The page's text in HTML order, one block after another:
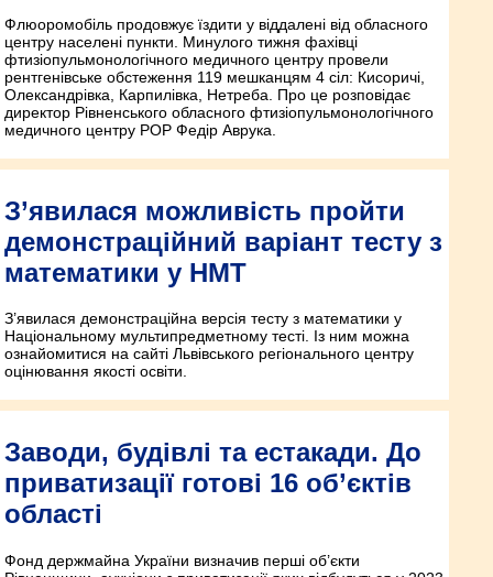
Флюоромобіль продовжує їздити у віддалені від обласного
центру населені пункти. Минулого тижня фахівці
фтизіопульмонологічного медичного центру провели
рентгенівське обстеження 119 мешканцям 4 сіл: Кисоричі,
Олександрівка, Карпилівка, Нетреба. Про це розповідає
директор Рівненського обласного фтизіопульмонологічного
медичного центру РОР Федір Аврука.
З’явилася можливість пройти
демонстраційний варіант тесту з
математики у НМТ
З’явилася демонстраційна версія тесту з математики у
Національному мультипредметному тесті. Із ним можна
ознайомитися на сайті Львівського регіонального центру
оцінювання якості освіти.
Заводи, будівлі та естакади. До
приватизації готові 16 об’єктів
області
Фонд держмайна України визначив перші об’єкти